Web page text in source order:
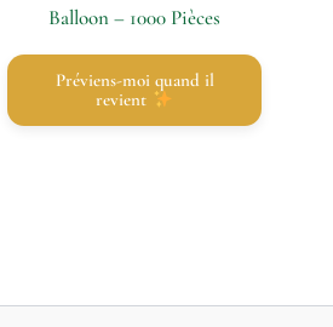
Balloon – 1000 Pièces
Préviens-moi quand il
revient